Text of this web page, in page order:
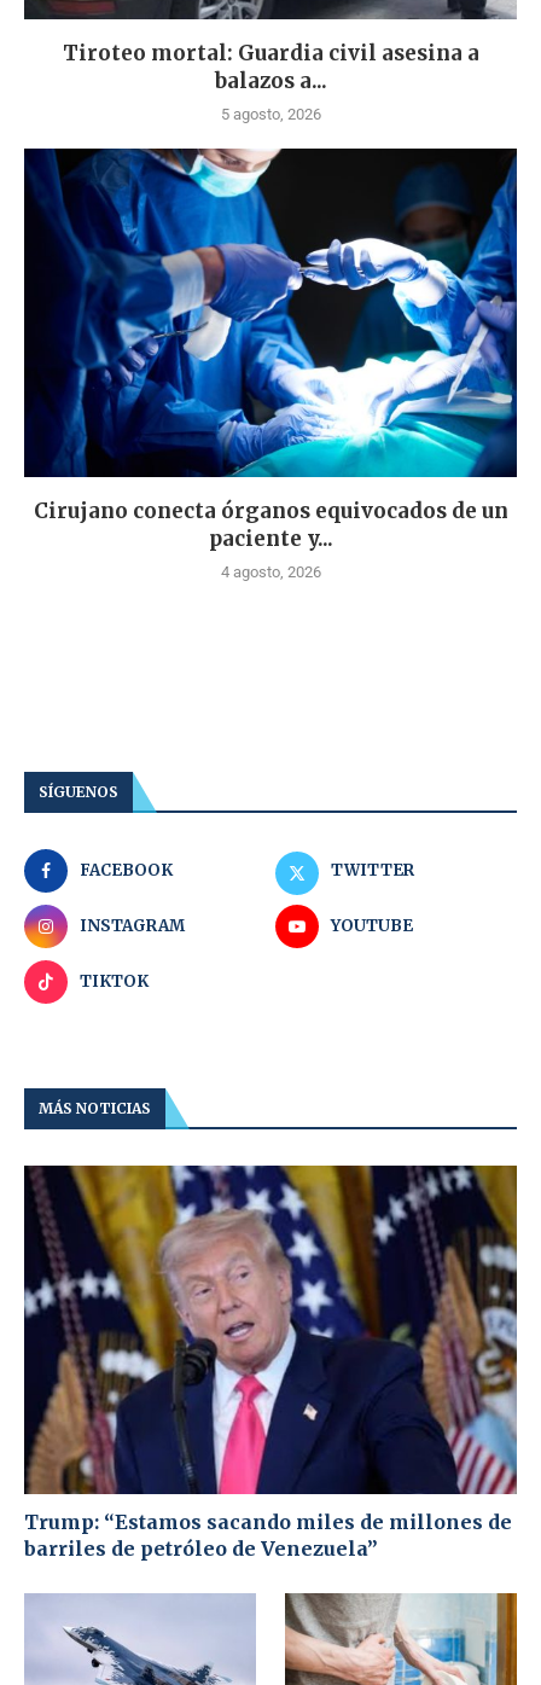
Tiroteo mortal: Guardia civil asesina a
balazos a...
5 agosto, 2026
Cirujano conecta órganos equivocados de un
paciente y...
4 agosto, 2026
SÍGUENOS
FACEBOOK TWITTER
INSTAGRAM YOUTUBE
TIKTOK
MÁS NOTICIAS
Trump: “Estamos sacando miles de millones de
barriles de petróleo de Venezuela”